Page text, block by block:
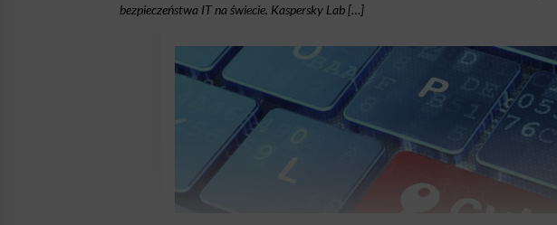
bezpieczeństwa IT na świecie. Kaspersky Lab […]